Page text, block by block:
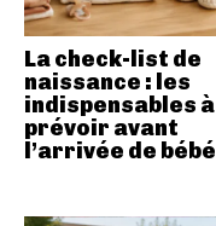
La check-list de
naissance : les
indispensables à
prévoir avant
l’arrivée de bébé